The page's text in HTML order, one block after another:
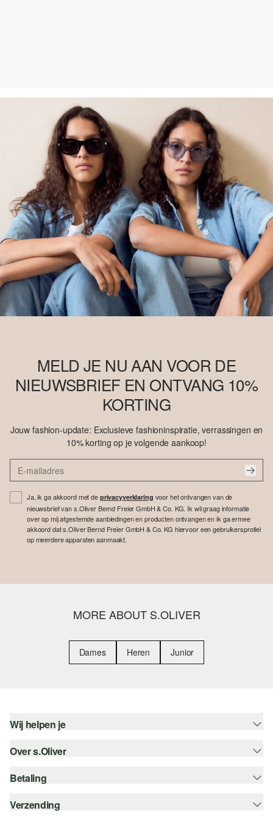
MELD JE NU AAN VOOR DE
NIEUWSBRIEF EN ONTVANG 10%
KORTING
Jouw fashion-update: Exclusieve fashioninspiratie, verrassingen en
10% korting op je volgende aankoop!
Ja, ik ga akkoord met de privacyverklaring voor het ontvangen van de
nieuwsbrief van s.Oliver Bernd Freier GmbH & Co. KG. Ik wil graag informatie
over op mij afgestemde aanbiedingen en producten ontvangen en ik ga ermee
akkoord dat s.Oliver Bernd Freier GmbH & Co. KG hiervoor een gebruikersprofiel
op meerdere apparaten aanmaakt.
MORE ABOUT S.OLIVER
Dames Heren Junior
Wij helpen je
Help - FAQ
Maattabel
Top categorieën
Over s.Oliver
Nieuwsbrief
s.Oliver Card
Betaling
Koop op rekening
Verzending